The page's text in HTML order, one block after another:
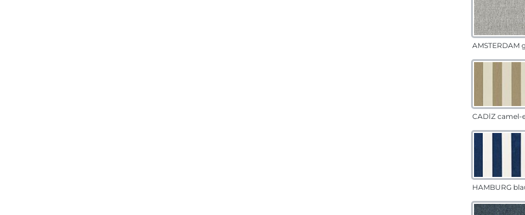
AMSTERDAM
CADÍZ camel-
HAMBURG